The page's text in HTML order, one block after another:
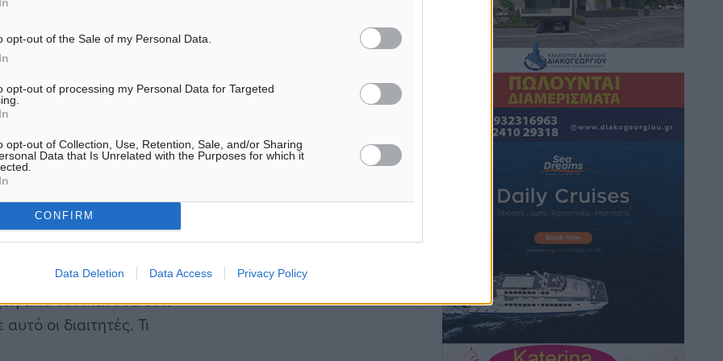
opt-out of the Sale of my Personal Data.
opt-out of processing my Personal Data for Targeted
opt-out of Collection, Use, Retention, Sale, and/or Sharing
Data that Is Unrelated with the Purposes for which it
CONFIRM
Data Deletion Data Access Privacy Policy
Table»
που φέρνει την
το «διαδικτυακό
με διαιτητές που θα
πάνω από 45
και εφαρμόζεται ήδη
Έχει ξεκινήσει
από τον Λανουά εδώ
οι διαιτητές. Τι
Κικίλιας: Μειώθηκαν κατά 34% οι
μεταναστευτικές ροές στα θαλάσσια
σύνορα
πριν 11 ώρες
Κως: Γερμανός τουρίστας κέρδισε
αποζημίωση 900 ευρώ επειδή δεν
βρήκε ξαπλώστρες στις οικογενειακές
διακοπές του
Τοπικές Ειδήσεις πριν 12 ώρες
Δανό περιπατητή στη Ρόδο
Τοπικές Ειδήσεις• πριν 12 ώρες
Σύμη: Ανασύρθηκε σορός άνδρα –